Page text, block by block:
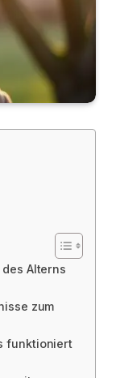
Alterns
zum
funktioniert